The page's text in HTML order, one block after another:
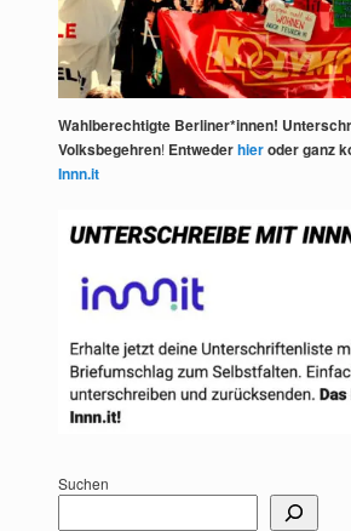
Wahlberechtigte Berliner*innen!
Volksbegehren! Entwederhieroder ganz
Innn.it
Suchen